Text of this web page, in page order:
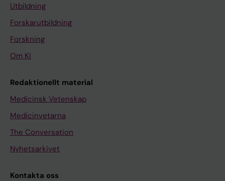
Utbildning
Forskarutbildning
Forskning
Om KI
Redaktionellt material
Medicinsk Vetenskap
Medicinvetarna
The Conversation
Nyhetsarkivet
Kontakta oss